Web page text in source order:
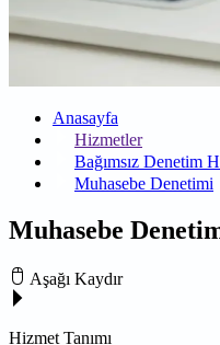
Anasayfa
Hizmetler
Bağımsız Denetim
Muhasebe Denetimi
Muhasebe
Aşağı Kaydır
Hizmet Tanımı